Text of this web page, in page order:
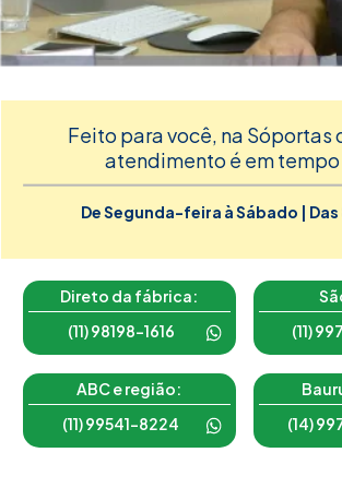
Feito para você, na Sóportas
atendimento é em tempo
De Segunda-feira à Sábado | Das
Direto da fábrica:
(11) 98198-1616
(11)
ABC e região:
(11) 99541-8224
(14)